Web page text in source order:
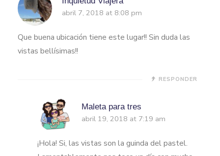
abril 7, 2018 at 8:08 pm
Que buena ubicación tiene este lugar!! Sin duda las
vistas bellísimas!!
RESPONDER
Maleta para tres
abril 19, 2018 at 7:19 am
¡Hola! Si, las vistas son la guinda del pastel.